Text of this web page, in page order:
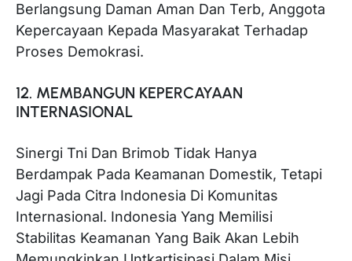
Berlangsung Daman Aman Dan Terb, Anggota
Kepercayaan Kepada Masyarakat Terhadap
Proses Demokrasi.
12. MEMBANGUN KEPERCAYAAN
INTERNASIONAL
Sinergi Tni Dan Brimob Tidak Hanya
Berdampak Pada Keamanan Domestik, Tetapi
Jagi Pada Citra Indonesia Di Komunitas
Internasional. Indonesia Yang Memilisi
Stabilitas Keamanan Yang Baik Akan Lebih